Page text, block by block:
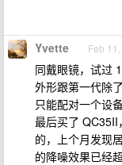
Yvette Feb
同戴眼镜，试过
外形跟第一代除
只能配对一个设
最后买了
的，上个月发现
的降噪效果已经